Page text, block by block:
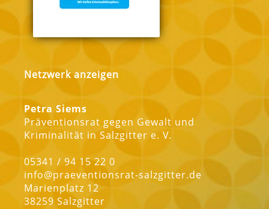
Netzwerk anzeigen
Petra Siems
Präventionsrat gegen Gewalt und
Kriminalität in Salzgitter e. V.
05341 / 94 15 22 0
info@praeventionsrat-salzgitter.de
Marienplatz 12
38259 Salzgitter